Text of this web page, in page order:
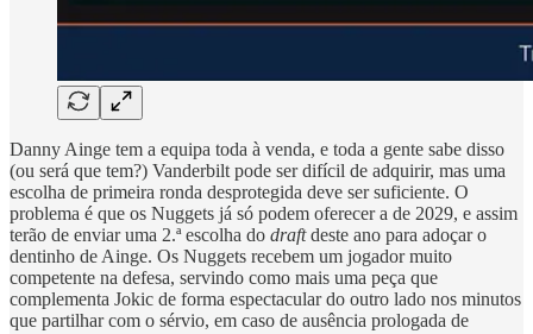
Danny Ainge tem a equipa toda à venda, e toda a gente sabe disso
(ou será que tem?) Vanderbilt pode ser difícil de adquirir, mas uma
escolha de primeira ronda desprotegida deve ser suficiente. O
problema é que os Nuggets já só podem oferecer a de 2029, e assim
terão de enviar uma 2.ª escolha do draftdeste ano para adoçar o
dentinho de Ainge. Os Nuggets recebem um jogador muito
competente na defesa, servindo como mais uma peça que
complementa Jokic de forma espectacular do outro lado nos minutos
que partilhar com o sérvio, em caso de ausência prologada de